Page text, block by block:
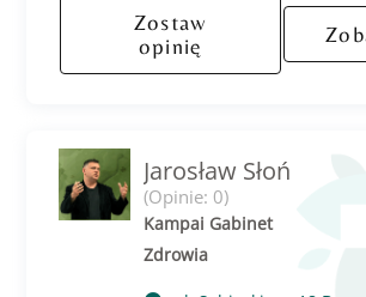
Zostaw
opinię
Jarosław Słoń
(Opinie: 0)
Kampai Gabinet
Zdrowia